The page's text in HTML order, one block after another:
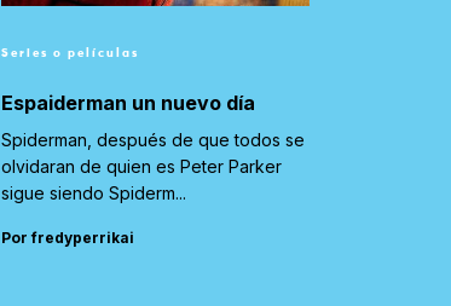
Series o películas
Espaiderman un nuevo día
Spiderman, después de que todos se
olvidaran de quien es Peter Parker
sigue siendo Spiderm...
Por fredyperrikai